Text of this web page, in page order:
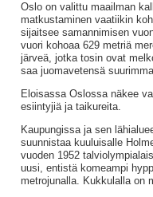
Oslo on valittu maailman
matkustaminen vaatiikin
sijaitsee samannimisen
vuori kohoaa 629 metriä
järveä, jotka tosin ovat
saa juomavetensä
Eloisassa Oslossa näkee
esiintyjiä ja taikureita.
Kaupungissa ja sen
suunnistaa kuuluisalle
vuoden 1952
uusi, entistä komeampi
metrojunalla. Kukkulalla on